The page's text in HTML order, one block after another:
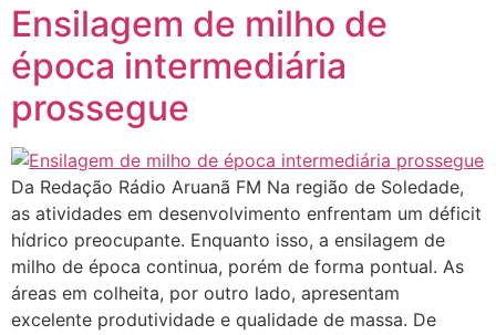
Ensilagem de milho de
época intermediária
prossegue
Da Redação Rádio Aruanã FM Na região de Soledade,
as atividades em desenvolvimento enfrentam um déficit
hídrico preocupante. Enquanto isso, a ensilagem de
milho de época continua, porém de forma pontual. As
áreas em colheita, por outro lado, apresentam
excelente produtividade e qualidade de massa. De